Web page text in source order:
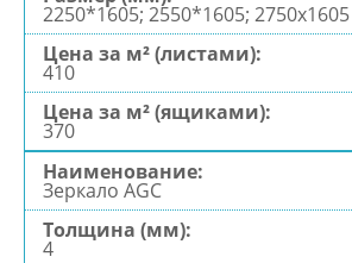
2250*1605; 2550*1605;
410
370
Зеркало AGC
4